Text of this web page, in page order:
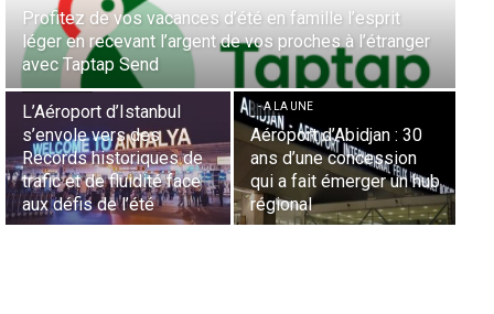
Aérien & Stratégie : Comment Royal Air Maroc fait de
la diaspora européenne le moteur de son hub de
Casablanca
- A LA UNE
Sécurité des frontières
aériennes en Afrique :
L’appel urgent à
l’harmonisation globale
- A LA UNE
Nominations : Sadri
Essid à la tête de la
Représentation d’Air
France en Tunisie et
Lionel Rault aux
commandes de la région
ANSCO